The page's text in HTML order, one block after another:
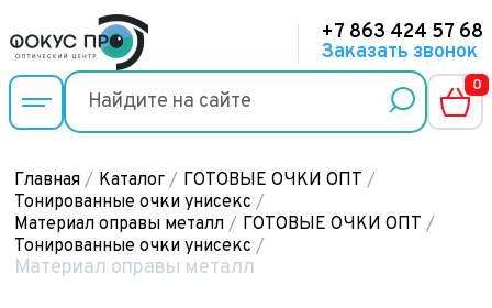
+7 863 424 57 68
Заказать звонок
0
Главная / Каталог / ГОТОВЫЕ ОЧКИ ОПТ /
Тонированные очки унисекс /
Материал оправы металл / ГОТОВЫЕ ОЧКИ ОПТ /
Тонированные очки унисекс /
Материал оправы металл